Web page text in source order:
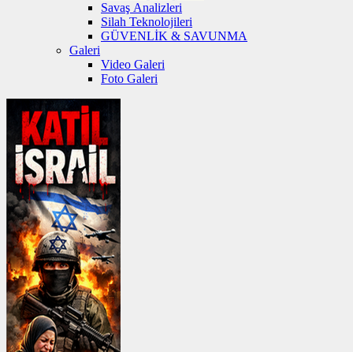
Savaş Analizleri
Silah Teknolojileri
GÜVENLİK & SAVUNMA
Galeri
Video Galeri
Foto Galeri